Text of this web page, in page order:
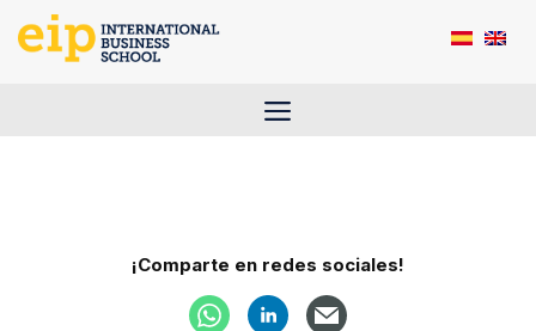
Saltar
Menú
¡Comparte en redes sociales!